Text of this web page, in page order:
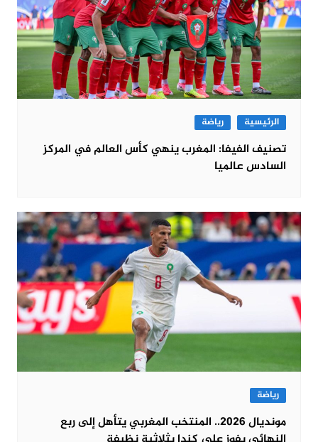
الرئيسية رياضة
تصنيف الفيفا: المغرب ينهي كأس العالم في المركز
السادس عالميا
رياضة
مونديال 2026.. المنتخب المغربي يتأهل إلى ربع